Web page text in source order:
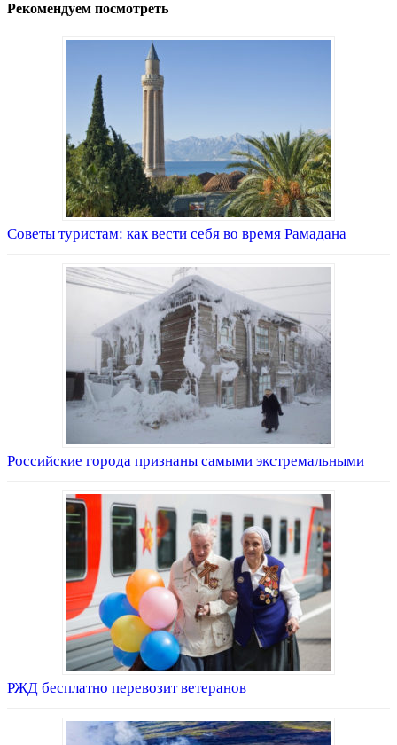
Рекомендуем посмотреть
Советы туристам: как вести себя во время Рамадана
Российские города признаны самыми экстремальными
РЖД бесплатно перевозит ветеранов